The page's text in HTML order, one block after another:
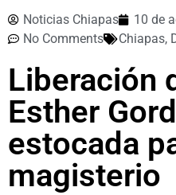
Noticias Chiapas
10 de
No Comments
Chiapas,
Liberación
Esther
estocada
magisterio